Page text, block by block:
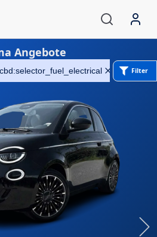
Angebote
cbd:selector_fuel_electrical la
Filter